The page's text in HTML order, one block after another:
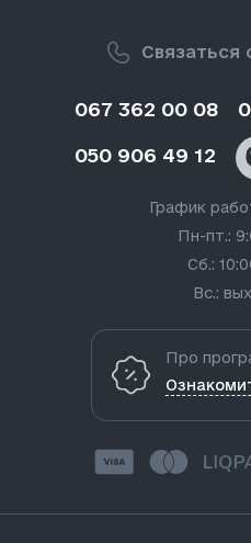
067 362 00 08
050 906 49 12
График
Пн-пт.:
Сб.:
Вс.:
Про